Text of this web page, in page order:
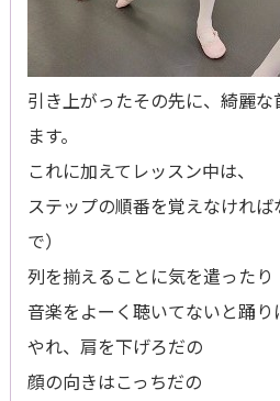
引き上がったその先に、綺麗
ます。
これに加えてレッスン中は、
ステップの順番を覚えなけれ
で）
列を揃えることに気を遣ったり
音楽をよーく聴いてないと踊り
やれ、肩を下げろだの
顔の向きはこっちだの